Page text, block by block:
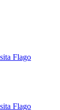
Flago
Flago